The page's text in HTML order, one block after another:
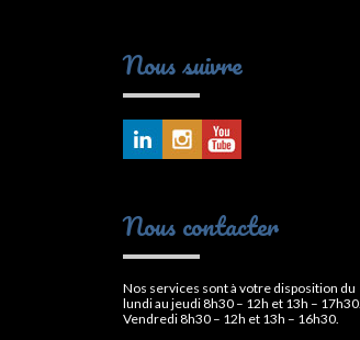
Nous suivre
Nous contacter
Nos services sont à votre disposition du
lundi au jeudi 8h30 – 12h et 13h – 17h30.
Vendredi 8h30 – 12h et 13h – 16h30.